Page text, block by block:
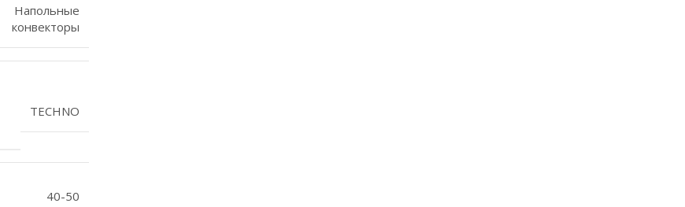
Напольные
конвекторы
TECHNO
40-50